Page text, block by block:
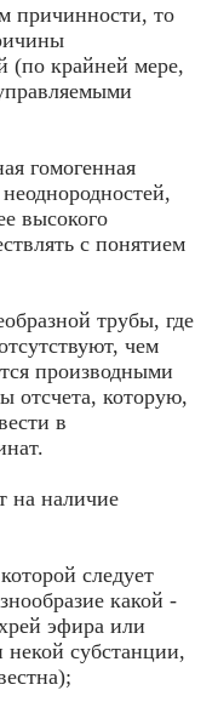
причинности, то
(по крайней мере,
гомогенная
высокого
с понятием
трубы, где
чем
производными
отсчета, которую,
в
на наличие
следует
какой -
эфира или
субстанции,